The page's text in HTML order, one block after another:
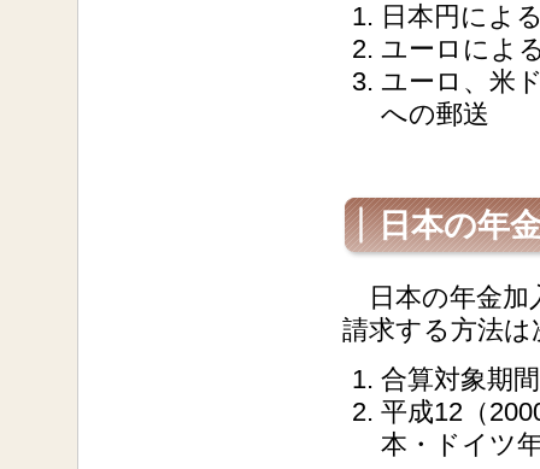
日本円によ
ユーロによ
ユーロ、米
への郵送
日本の年
日本の年金加
請求する方法
合算対象期
平成12（
本・ドイツ